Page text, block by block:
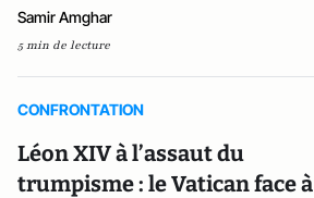
Samir Amghar
5 min de lecture
CONFRONTATION
Léon XIV à l’assaut du
trumpisme : le Vatican face à